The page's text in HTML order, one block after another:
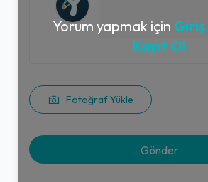
Fotoğraf Yükle
Yorum yapmak için Giriş
Kayıt Ol